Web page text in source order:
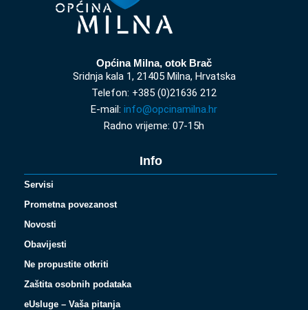
Općina Milna, otok Brač
Sridnja kala 1, 21405 Milna, Hrvatska
Telefon: +385 (0)21636 212
E-mail: info@opcinamilna.hr
Radno vrijeme: 07-15h
Info
Servisi
Prometna povezanost
Novosti
Obavijesti
Ne propustite otkriti
Zaštita osobnih podataka
eUsluge – Vaša pitanja